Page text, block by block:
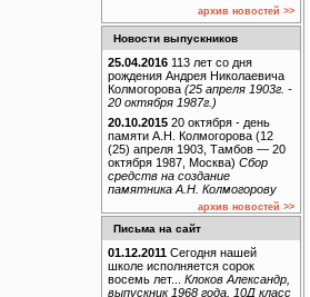
архив новостей >>
Новости выпускников
25.04.2016 113 лет со дня
рождения Андрея Николаевича
Колмогорова (25 апреля 1903г. -
20 октября 1987г.)
20.10.2015 20 октября - день
памяти А.Н. Колмогорова (12
(25) апреля 1903, Тамбов — 20
октября 1987, Москва) Сбор
средств на создание
памятника А.Н. Колмогорову
архив новостей >>
Письма на сайт
01.12.2011 Сегодня нашей
школе исполняется сорок
восемь лет... Клоков Александр,
выпускник 1968 года, 10Д класс